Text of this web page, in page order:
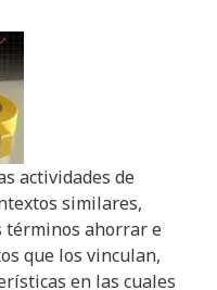
actividades de
similares,
términos ahorrar e
que los vinculan,
en las cuales